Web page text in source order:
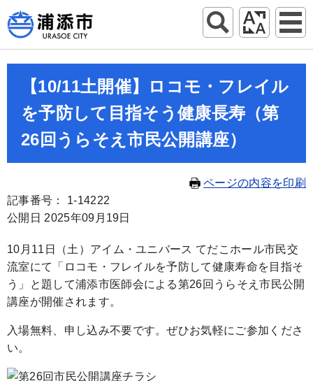
【10/11土開催】ロコモ・フレイル
を予防して目指そう健康長寿（第
26回うらそえ市民公開講座）
ページの内容を印刷
記事番号： 1-14222
公開日 2025年09月19日
10月11日（土）アイム・ユニバース てだこホール市民交
流室にて「ロコモ・フレイルを予防して健康寿命を目指そ
う」と題して浦添市医師会による第26回うらそえ市民公開
講座が開催されます。
入場無料、申し込み不要です。ぜひお気軽にご参加くださ
い。